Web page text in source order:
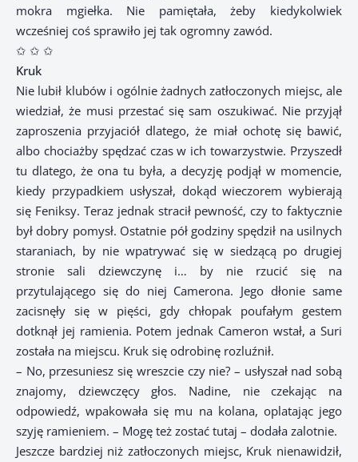
mokra mgiełka. Nie pamiętała, żeby kiedykolwiek
wcześniej coś sprawiło jej tak ogromny zawód.
✩ ✩ ✩
Kruk
Nie lubił klubów i ogólnie żadnych zatłoczonych miejsc, ale
wiedział, że musi przestać się sam oszukiwać. Nie przyjął
zaproszenia przyjaciół dlatego, że miał ochotę się bawić,
albo chociażby spędzać czas w ich towarzystwie. Przyszedł
tu dlatego, że ona tu była, a decyzję podjął w momencie,
kiedy przypadkiem usłyszał, dokąd wieczorem wybierają
się Feniksy. Teraz jednak stracił pewność, czy to faktycznie
był dobry pomysł. Ostatnie pół godziny spędził na usilnych
staraniach, by nie wpatrywać się w siedzącą po drugiej
stronie sali dziewczynę i… by nie rzucić się na
przytulającego się do niej Camerona. Jego dłonie same
zacisnęły się w pięści, gdy chłopak poufałym gestem
dotknął jej ramienia. Potem jednak Cameron wstał, a Suri
została na miejscu. Kruk się odrobinę rozluźnił.
– No, przesuniesz się wreszcie czy nie? – usłyszał nad sobą
znajomy, dziewczęcy głos. Nadine, nie czekając na
odpowiedź, wpakowała się mu na kolana, oplatając jego
szyję ramieniem. – Mogę też zostać tutaj – dodała zalotnie.
Jeszcze bardziej niż zatłoczonych miejsc, Kruk nienawidził,